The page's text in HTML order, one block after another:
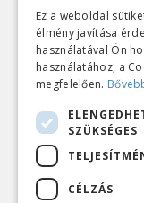
E-mail:
KAPCSOLAT
Ez a weboldal
élmény javítása
használatával Ön
használatához, a
megfelelően.
SZÜKSÉGES
CÉLZÁS